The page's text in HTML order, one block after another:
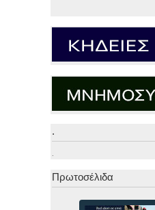
.
.
Πρωτοσέλιδα